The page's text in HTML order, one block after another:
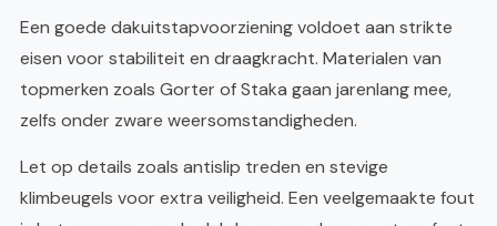
Een goede dakuitstapvoorziening voldoet aan strikte
eisen voor stabiliteit en draagkracht. Materialen van
topmerken zoals Gorter of Staka gaan jarenlang mee,
zelfs onder zware weersomstandigheden.
Let op details zoals antislip treden en stevige
klimbeugels voor extra veiligheid. Een veelgemaakte fout